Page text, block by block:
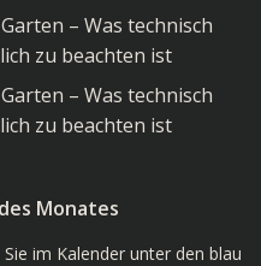
– Was technisch
zu beachten ist
– Was technisch
zu beachten ist
Monates
im Kalender unter den blau